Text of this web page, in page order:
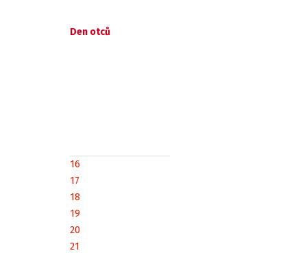
Den otců
16
17
18
19
20
21